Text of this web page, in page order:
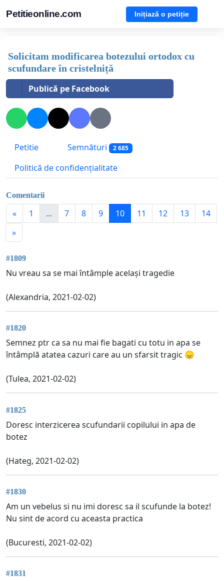
Petitieonline.com Inițiază o petiție
Solicitam modificarea botezului ortodox cu
scufundare în cristelniță
Publică pe Facebook
Petitie Semnături 2 685
Politică de confidențialitate
Comentarii
« 1 ... 7 8 9 10 11 12 13
14
»
#1809
Nu vreau sa se mai întâmple același tragedie
(Alexandria, 2021-02-02)
#1820
Semnez ptr ca sa nu mai fie bagati cu totu in apa se
întâmplă atatea cazuri care au un sfarsit tragic 😞
(Tulea, 2021-02-02)
#1825
Doresc interzicerea scufundarii copilului in apa de
botez
(Hateg, 2021-02-02)
#1830
Am un vebelus si nu imi doresc sa il scufunde la botez!
Nu sint de acord cu aceasta practica
(Bucuresti, 2021-02-02)
#1831